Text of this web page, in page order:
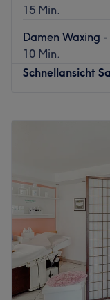
15 Min.
Damen Waxing -
10 Min.
Schnellansicht
Samstag
Sonntag
In Köln bietet dir
was du für deine
klärende
Permanent Make-